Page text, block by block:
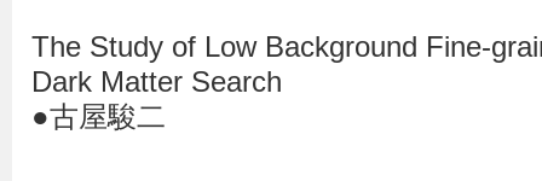
The Study of Low Background Fine-
Dark Matter Search
●古屋駿二